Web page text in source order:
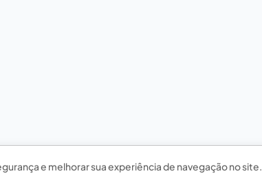
e melhorar sua experiência de navegação no site.